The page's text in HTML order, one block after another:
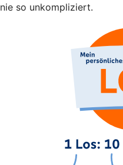
nie so unkompliziert.